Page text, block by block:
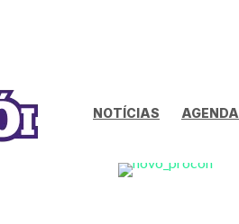
NOTÍCIAS AGENDA